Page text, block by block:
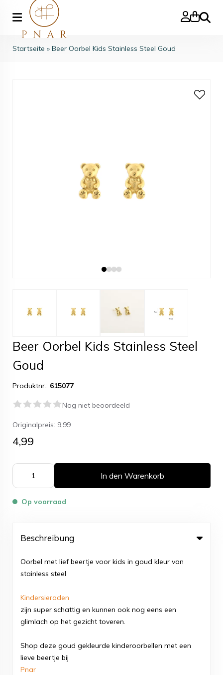
Suche
Startseite » Beer Oorbel Kids Stainless Steel Goud
Beer Oorbel Kids Stainless Steel
Goud
Produktnr.: 615077
Nog niet beoordeeld
Originalpreis: 9,99
4,99
In den Warenkorb
Op voorraad
Beschreibung
Oorbel met lief beertje voor kids in goud kleur van
stainless steel
Kindersieraden
zijn super schattig en kunnen ook nog eens een
glimlach op het gezicht toveren.
Shop deze goud gekleurde kinderoorbellen met een
lieve beertje bij
Pnar